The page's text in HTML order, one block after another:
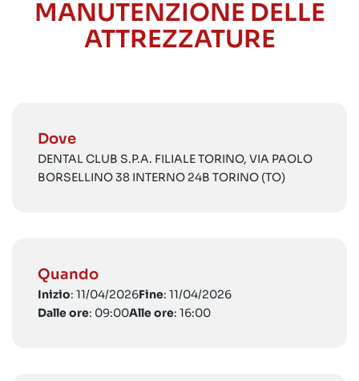
MANUTENZIONE DELLE
ATTREZZATURE
Dove
DENTAL CLUB S.P.A. FILIALE TORINO, VIA PAOLO
BORSELLINO 38 INTERNO 24B TORINO (TO)
Quando
Inizio: 11/04/2026Fine: 11/04/2026
Dalle ore: 09:00Alle ore: 16:00